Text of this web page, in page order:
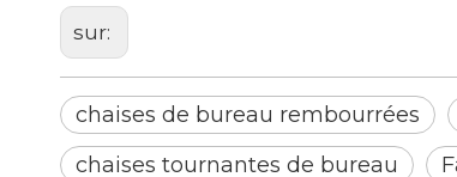
sur:
chaises de bureau rembourrées
chaises tournantes de bureau